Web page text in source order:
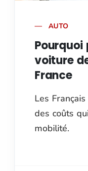
AUTO
Pourquoi
voiture
France
Les
des coûts
mobilité.